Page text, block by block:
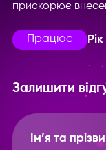
прискорює
Працює
Залишити
Ім’я та